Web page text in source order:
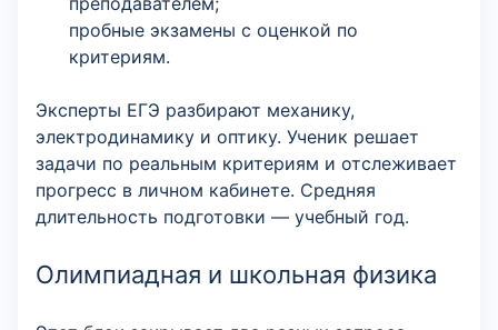
пробные экзамены с оценкой по
критериям.
Эксперты ЕГЭ разбирают механику,
электродинамику и оптику. Ученик решает
задачи по реальным критериям и отслеживает
прогресс в личном кабинете. Средняя
длительность подготовки — учебный год.
Олимпиадная и школьная физика